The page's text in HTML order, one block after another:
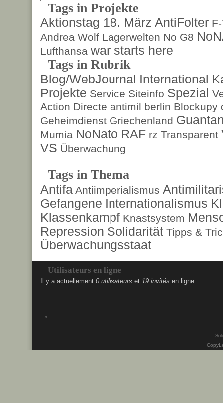
Tags in Projekte
Aktionstag 18. März AntiFolter
Andrea Wolf Lagerwelten No G8
Lufthansa war starts here
Tags in Rubrik
Blog/WebJournal International
Projekte Service Siteinfo Spezial
Action Directe antimil berlin Blockupy
Geheimdienst Griechenland
Mumia NoNato RAF rz Transparent
VS Überwachung
Tags in Thema
Antifa Antiimperialismus
Gefangene Internationalismus
Klassenkampf Knastsystem
Repression Solidarität Tipps &
Überwachungsstaat
Utilisateurs en ligne
Il y a actuellement 0 utilisateurs et 19 invités en ligne.